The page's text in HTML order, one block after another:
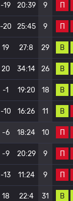
-19 20:39 9 П
-20 25:45 9 П
19 27:8 29 В
20 34:14 26 В
-1 19:20 18 В
-10 16:26 11 В
-6 18:24 10 П
-9 20:29 9 П
-13 11:24 9 П
18 22:4 31 В